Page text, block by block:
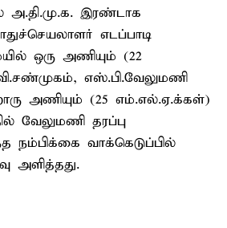
அ.தி.மு.க. இரண்டாக
எடப்பாடி
ஒரு அணியும் (22
எஸ்.பி.வேலுமணி
அணியும் (25 எம்.எல்.ஏ.க்கள்)
வேலுமணி தரப்பு
நம்பிக்கை வாக்கெடுப்பில்
அளித்தது.